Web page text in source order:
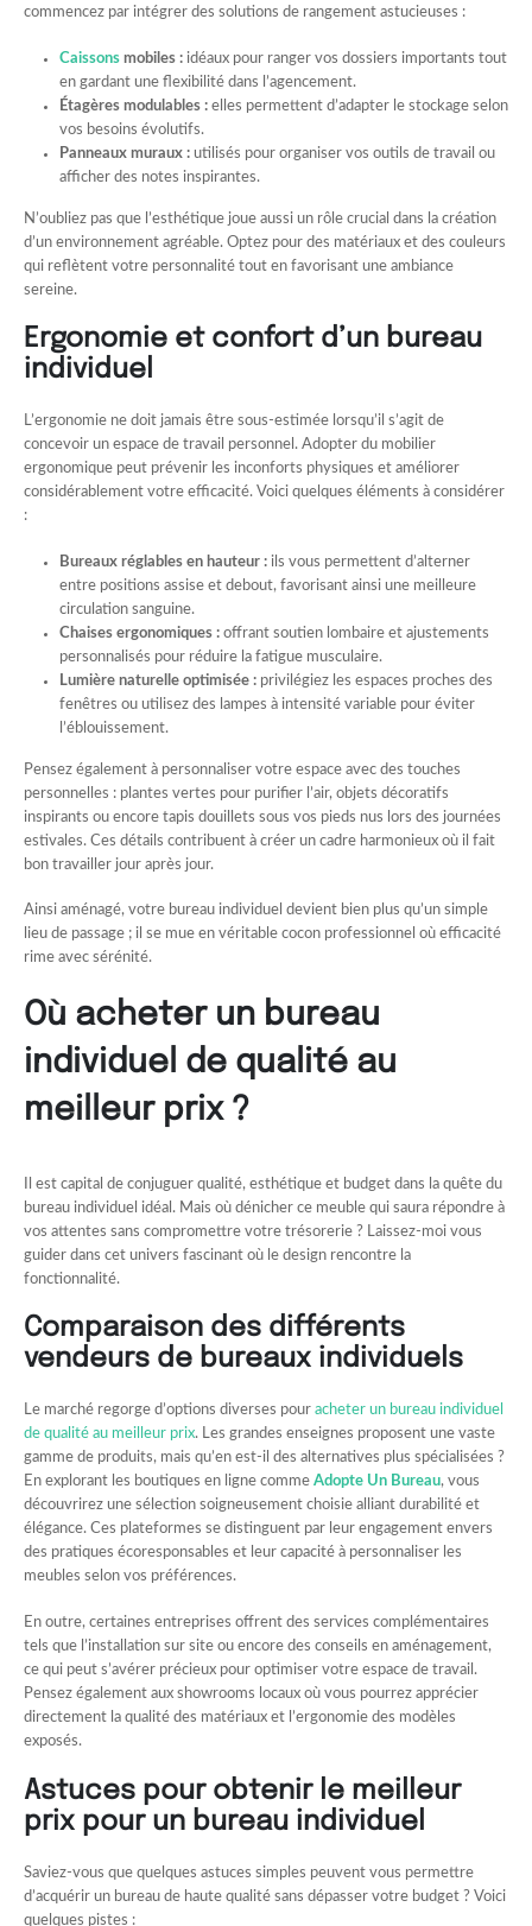
commencez par intégrer des solutions de rangement astucieuses :
Caissonsmobiles :idéaux pour ranger vos dossiers importants tout
en gardant une flexibilité dans l’agencement.
Étagères modulables :elles permettent d’adapter le stockage selon
vos besoins évolutifs.
Panneaux muraux :utilisés pour organiser vos outils de travail ou
afficher des notes inspirantes.
N’oubliez pas que l’esthétique joue aussi un rôle crucial dans la création
d’un environnement agréable. Optez pour des matériaux et des couleurs
qui reflètent votre personnalité tout en favorisant une ambiance
sereine.
Ergonomie et confort d’un bureau
individuel
L’ergonomie ne doit jamais être sous-estimée lorsqu’il s’agit de
concevoir un espace de travail personnel. Adopter du mobilier
ergonomique peut prévenir les inconforts physiques et améliorer
considérablement votre efficacité. Voici quelques éléments à considérer
:
Bureaux réglables en hauteur :ils vous permettent d’alterner
entre positions assise et debout, favorisant ainsi une meilleure
circulation sanguine.
Chaises ergonomiques :offrant soutien lombaire et ajustements
personnalisés pour réduire la fatigue musculaire.
Lumière naturelle optimisée :privilégiez les espaces proches des
fenêtres ou utilisez des lampes à intensité variable pour éviter
l’éblouissement.
Pensez également à personnaliser votre espace avec des touches
personnelles : plantes vertes pour purifier l’air, objets décoratifs
inspirants ou encore tapis douillets sous vos pieds nus lors des journées
estivales. Ces détails contribuent à créer un cadre harmonieux où il fait
bon travailler jour après jour.
Ainsi aménagé, votre bureau individuel devient bien plus qu’un simple
lieu de passage ; il se mue en véritable cocon professionnel où efficacité
rime avec sérénité.
Où acheter un bureau
individuel de qualité au
meilleur prix ?
Il est capital de conjuguer qualité, esthétique et budget dans la quête du
bureau individuel idéal. Mais où dénicher ce meuble qui saura répondre à
vos attentes sans compromettre votre trésorerie ? Laissez-moi vous
guider dans cet univers fascinant où le design rencontre la
fonctionnalité.
Comparaison des différents
vendeurs de bureaux individuels
Le marché regorge d’options diverses pour acheter un bureau individuel
de qualité au meilleur prix. Les grandes enseignes proposent une vaste
gamme de produits, mais qu’en est-il des alternatives plus spécialisées ?
En explorant les boutiques en ligne comme Adopte Un Bureau, vous
découvrirez une sélection soigneusement choisie alliant durabilité et
élégance. Ces plateformes se distinguent par leur engagement envers
des pratiques écoresponsables et leur capacité à personnaliser les
meubles selon vos préférences.
En outre, certaines entreprises offrent des services complémentaires
tels que l’installation sur site ou encore des conseils en aménagement,
ce qui peut s’avérer précieux pour optimiser votre espace de travail.
Pensez également aux showrooms locaux où vous pourrez apprécier
directement la qualité des matériaux et l’ergonomie des modèles
exposés.
Astuces pour obtenir le meilleur
prix pour un bureau individuel
Saviez-vous que quelques astuces simples peuvent vous permettre
d’acquérir un bureau de haute qualité sans dépasser votre budget ? Voici
quelques pistes :